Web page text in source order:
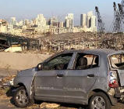
nord
wahrheit
verlag